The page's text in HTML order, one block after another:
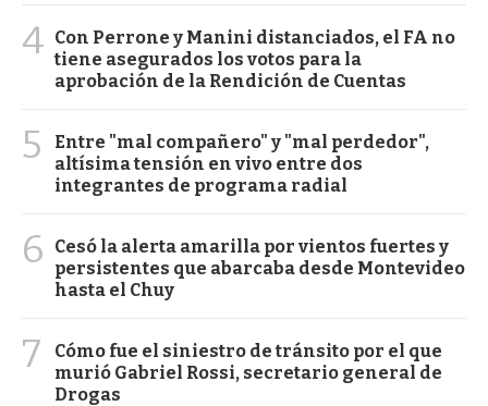
4 Con Perrone y Manini distanciados, el FA no
tiene asegurados los votos para la
aprobación de la Rendición de Cuentas
5
Entre "mal compañero" y "mal perdedor",
altísima tensión en vivo entre dos
integrantes de programa radial
6
Cesó la alerta amarilla por vientos fuertes y
persistentes que abarcaba desde Montevideo
hasta el Chuy
7
Cómo fue el siniestro de tránsito por el que
murió Gabriel Rossi, secretario general de
Drogas